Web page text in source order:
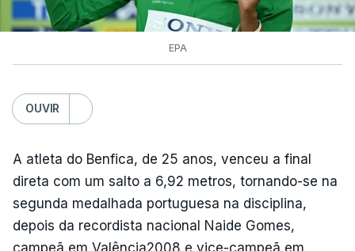
EPA
OUVIR
A atleta do Benfica, de 25 anos, venceu a final
direta com um salto a 6,92 metros, tornando-se na
segunda medalhada portuguesa na disciplina,
depois da recordista nacional Naide Gomes,
campeã em Valência2008 e vice-campeã em